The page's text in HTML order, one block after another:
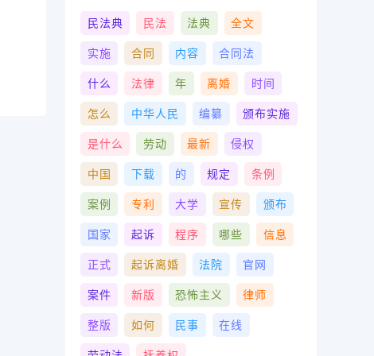
民法典 民法 法典 全文
实施 合同 内容 合同法
什么 法律 年 离婚 时间
怎么 中华人民 编纂 颁布实施
是什么 劳动 最新 侵权
中国 下载 的 规定 条例
案例 专利 大学 宣传 颁布
国家 起诉 程序 哪些 信息
正式 起诉离婚 法院 官网
案件 新版 恐怖主义 律师
整版 如何 民事 在线